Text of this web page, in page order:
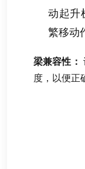
动起升
繁移动
梁兼容性 ：
度 ， 以便正